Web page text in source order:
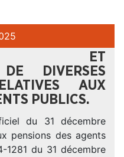
ET
DE DIVERSES
AUX
PUBLICS.
du 31 décembre
pensions des agents
1281 du 31 décembre